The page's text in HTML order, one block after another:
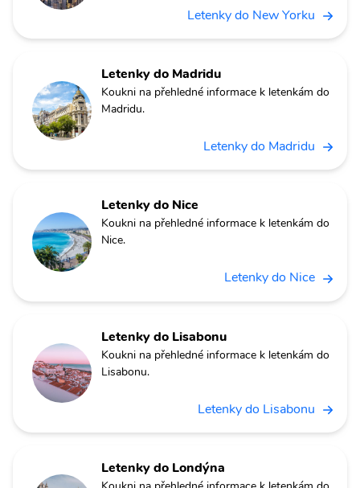
Letenky do New Yorku
Letenky do Madridu
Koukni na přehledné informace k letenkám do
Madridu.
Letenky do Madridu
Letenky do Nice
Koukni na přehledné informace k letenkám do
Nice.
Letenky do Nice
Letenky do Lisabonu
Koukni na přehledné informace k letenkám do
Lisabonu.
Letenky do Lisabonu
Letenky do Londýna